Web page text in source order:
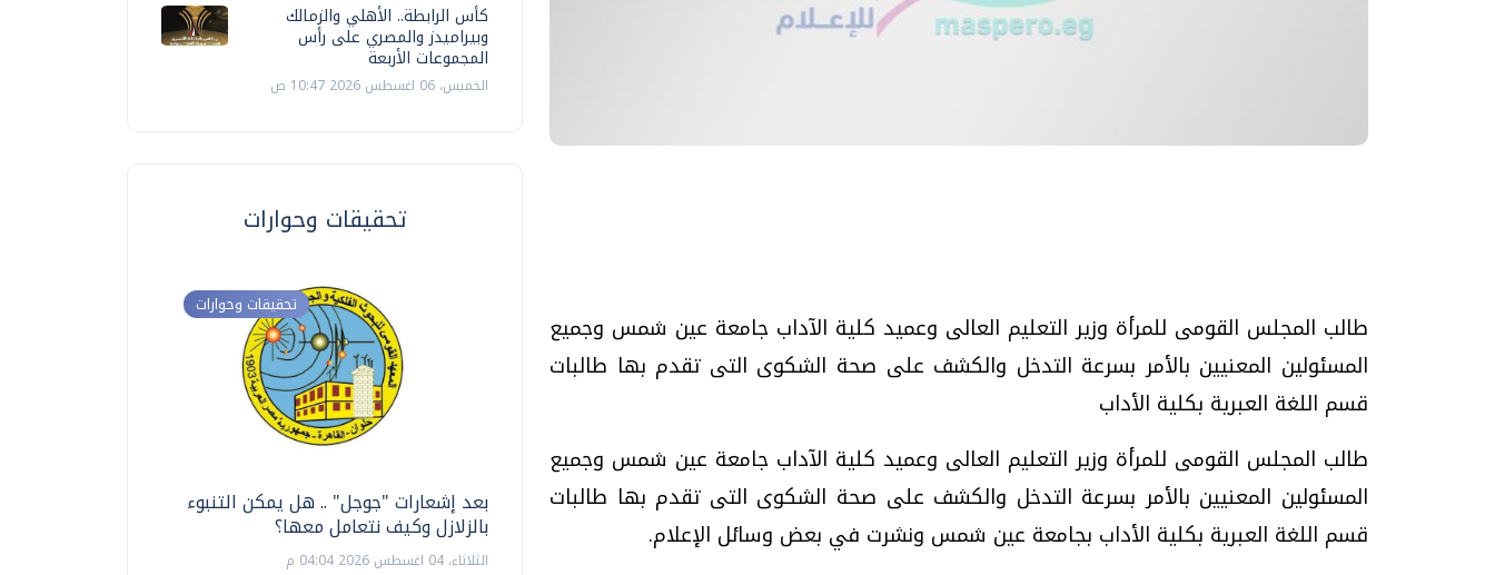
طالب المجلس القومى للمرأة وزير التعليم العالى وعميد كلية الآداب جامعة عين شمس وجميع
المسئولين المعنيين بالأمر بسرعة التدخل والكشف على صحة الشكوى التى تقدم بها طالبات
قسم اللغة العبرية بكلية الأداب
طالب المجلس القومى للمرأة وزير التعليم العالى وعميد كلية الآداب جامعة عين شمس وجميع
المسئولين المعنيين بالأمر بسرعة التدخل والكشف على صحة الشكوى التى تقدم بها طالبات
قسم اللغة العبرية بكلية الأداب بجامعة عين شمس ونشرت في بعض وسائل الإعلام.
كأس الرابطة.. الأهلي والزمالك
وبيراميدز والمصري على رأس
المجموعات الأربعة
الخميس، 06 اغسطس 2026 10:47 ص
تحقيقات وحوارات
تحقيقات وحوارات
بعد إشعارات "جوجل" .. هل يمكن التنبوء
بالزلازل وكيف نتعامل معها؟
الثلاثاء، 04 اغسطس 2026 04:04 م
دليلك للتنسيق الجامعي .. تساؤلات
وإجابات
فيديو.. الإعلام الرقمي.. تقنيات واعدة
وتحديات هائلة
موجات الطقس الساخنة.. لماذا تحدث وكيف